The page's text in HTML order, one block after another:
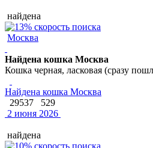
найдена
Москва
Найдена кошка Москва
Кошка черная, ласковая (сразу
Найдена кошка Москва
29537
529
2 июня 2026
найдена